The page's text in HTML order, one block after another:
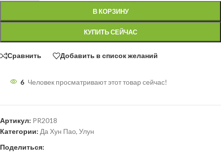
В КОРЗИНУ
КУПИТЬ СЕЙЧАС
Сравнить Добавить в список желаний
6 Человек просматривают этот товар сейчас!
Артикул: PR2018
Категории: Да Хун Пао, Улун
Поделиться: